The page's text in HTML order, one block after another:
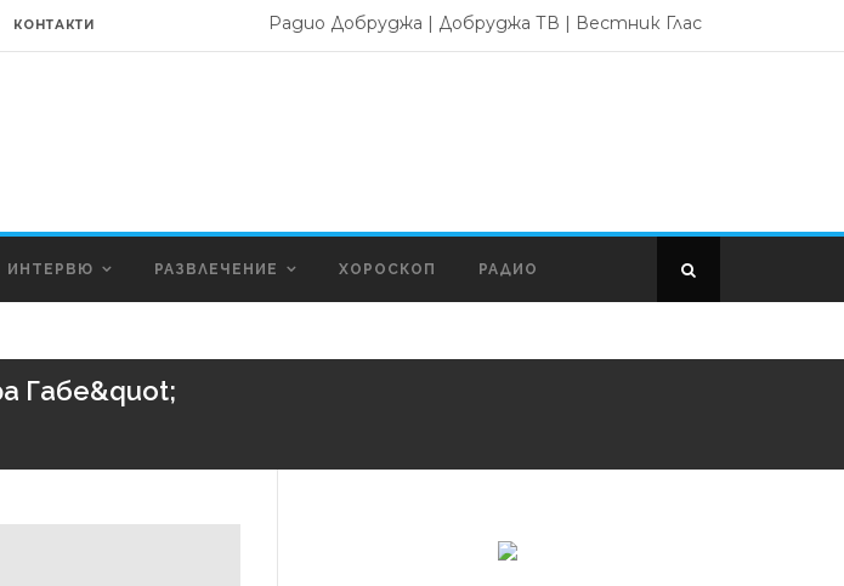
КОНТАКТИ Радио Добруджа | Добруджа ТВ | Вестник Глас
ИНТЕРВЮ РАЗВЛЕЧЕНИЕ ХОРОСКОП РАДИО
Габе&quot;